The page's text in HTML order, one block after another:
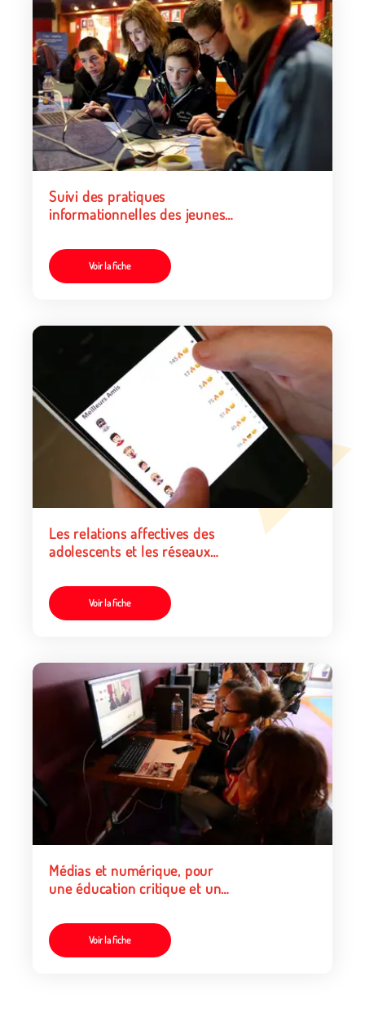
Suivi des pratiques
informationnelles des jeunes
fausses informations
Voir la fiche
Les relations affectives des
adolescents et les réseaux
Voir la fiche
Médias et numérique, pour
une éducation critique et un
Voir la fiche